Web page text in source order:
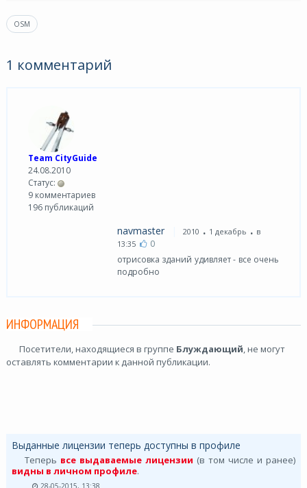
OSM
1 комментарий
Team CityGuide
24.08.2010
Статус:
9 комментариев
196 публикаций
navmaster 2010 . 1 декабрь . в
13:35
0
отрисовка зданий удивляет - все очень
подробно
ИНФОРМАЦИЯ
Посетители, находящиеся в группе Блуждающий, не могут
оставлять комментарии к данной публикации.
Выданные лицензии теперь доступны в профиле
Теперь все выдаваемые лицензии (в том числе и ранее)
видны в личном профиле.